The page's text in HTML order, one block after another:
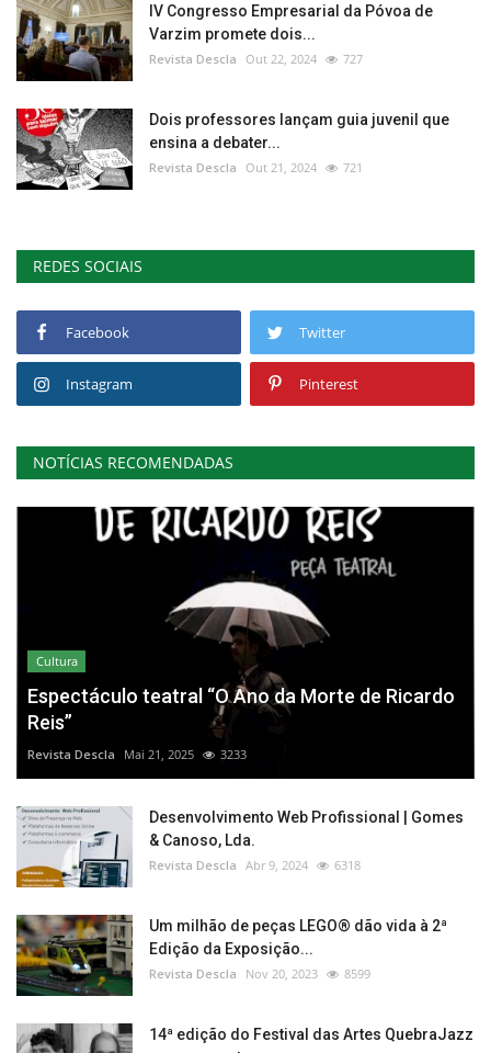
IV Congresso Empresarial da Póvoa de
Varzim promete dois...
Revista Descla Out 22, 2024 727
Dois professores lançam guia juvenil que
ensina a debater...
Revista Descla Out 21, 2024 721
REDES SOCIAIS
Facebook Twitter
Instagram Pinterest
NOTÍCIAS RECOMENDADAS
Cultura
Espectáculo teatral “O Ano da Morte de Ricardo
Reis”
Revista Descla Mai 21, 2025 3233
Desenvolvimento Web Profissional | Gomes
& Canoso, Lda.
Revista Descla Abr 9, 2024 6318
Um milhão de peças LEGO® dão vida à 2ª
Edição da Exposição...
Revista Descla Nov 20, 2023 8599
14ª edição do Festival das Artes QuebraJazz